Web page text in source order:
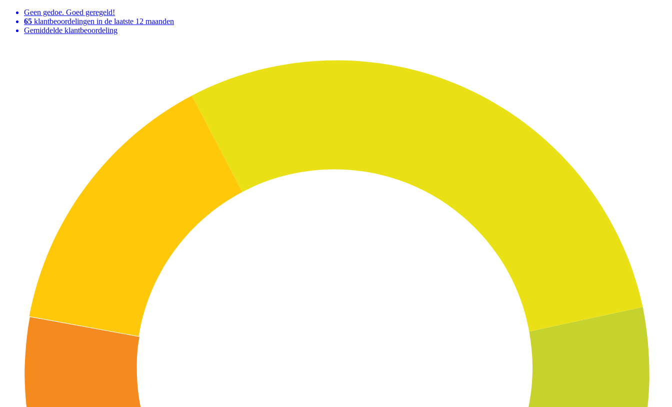
Geen gedoe. Goed geregeld!
65 klantbeoordelingen in de laatste 12 maanden
Gemiddelde klantbeoordeling